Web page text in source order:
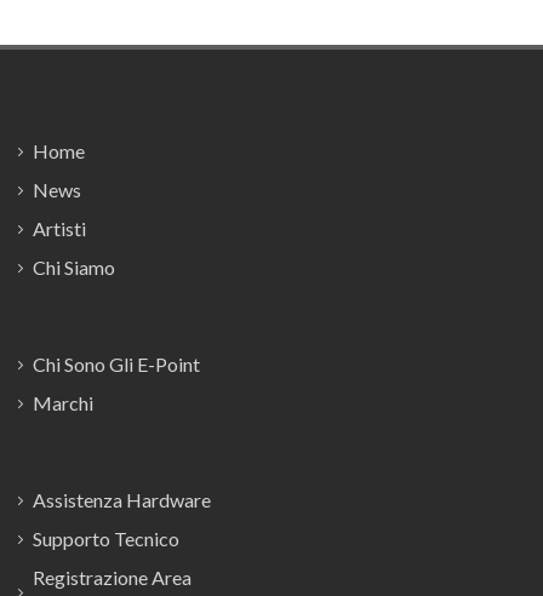
Home
News
Artisti
Chi Siamo
Chi Sono Gli E-Point
Marchi
Assistenza Hardware
Supporto Tecnico
Registrazione Area